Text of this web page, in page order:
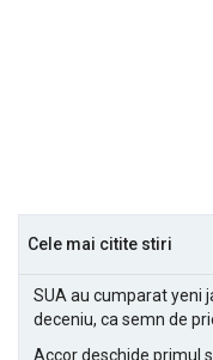
Cele mai citite stiri
SUA au cumparat yeni
deceniu, ca semn de
Accor deschide primul